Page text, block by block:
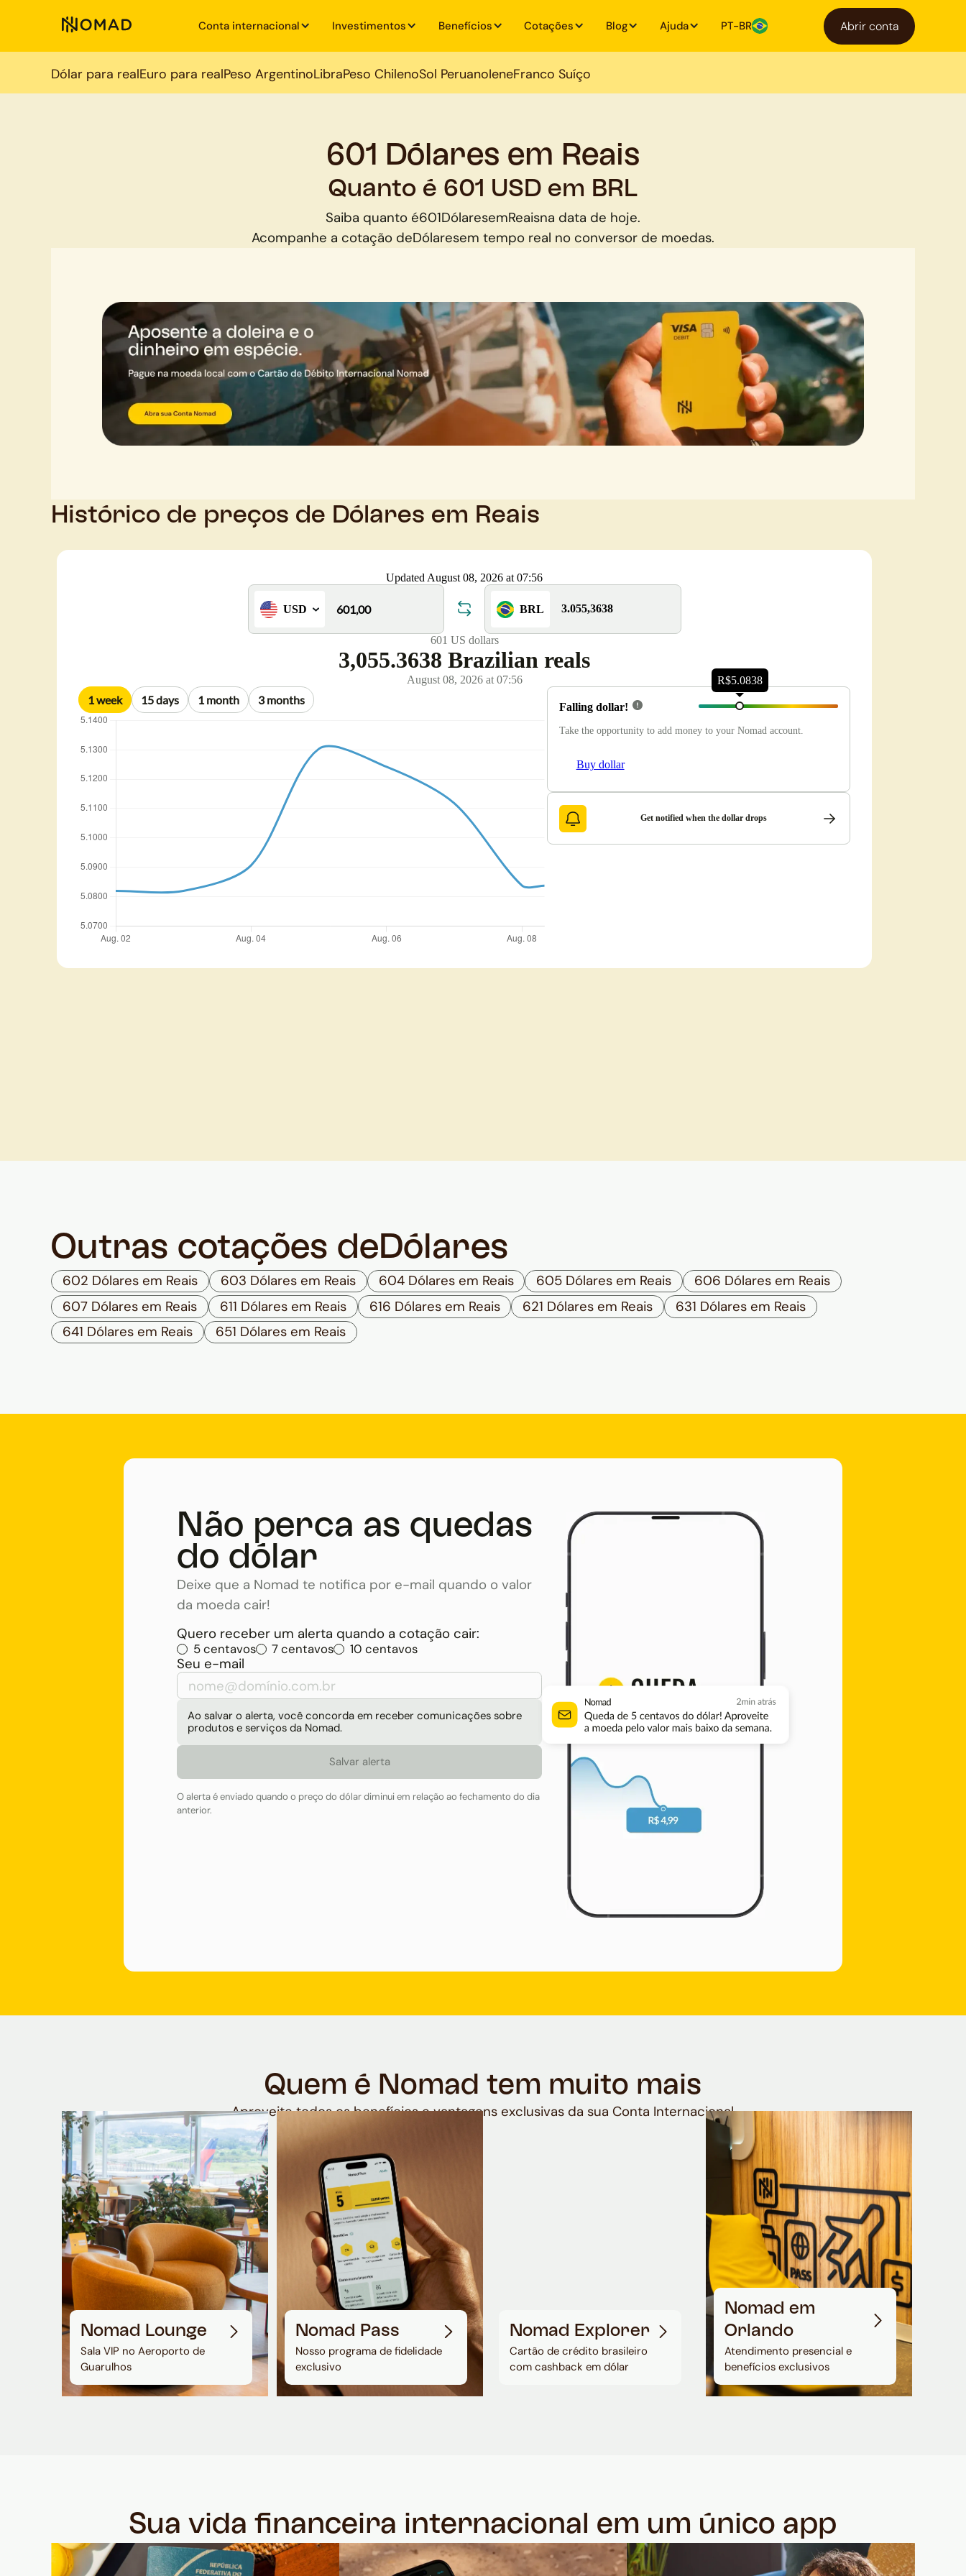
Conta internacional Investimentos Benefícios Cotações Blog Ajuda PT-BR Abrir conta
Dólar para realEuro para realPeso ArgentinoLibraPeso ChilenoSol PeruanoIeneFranco Suíço
601 Dólares em Reais
Quanto é 601 USD em BRL
Saiba quanto é601DólaresemReaisna data de hoje.
Acompanhe a cotação deDólaresem tempo real no conversor de moedas.
Histórico de preços de Dólares em Reais
Outras cotações de Dólares
602 Dólares em Reais 603 Dólares em Reais 604 Dólares em Reais 605 Dólares em Reais
606 Dólares em Reais
607 Dólares em Reais
611 Dólares em Reais 616 Dólares em Reais 621 Dólares em Reais
631 Dólares em Reais
641 Dólares em Reais
651 Dólares em Reais
Não perca as quedas
do dólar
Deixe que a Nomad te notifica por e-mail quando o valor
da moeda cair!
Quero receber um alerta quando a cotação cair:
5 centavos 7 centavos 10 centavos
Seu e-mail
Ao salvar o alerta, você concorda em receber comunicações sobre
produtos e serviços da Nomad.
O alerta é enviado quando o preço do dólar diminui em relação ao fechamento do dia
anterior.
Quem é Nomad tem muito mais
Aproveite todos os benefícios e vantagens exclusivas da sua Conta Internacional
Nomad Lounge
Sala VIP no Aeroporto de
Guarulhos
Nomad Pass
Nosso programa de fidelidade
exclusivo
Nomad Explorer
Cartão de crédito brasileiro
com cashback em dólar
Nomad em
Orlando
Atendimento presencial e
benefícios exclusivos
Sua vida financeira internacional em um único app